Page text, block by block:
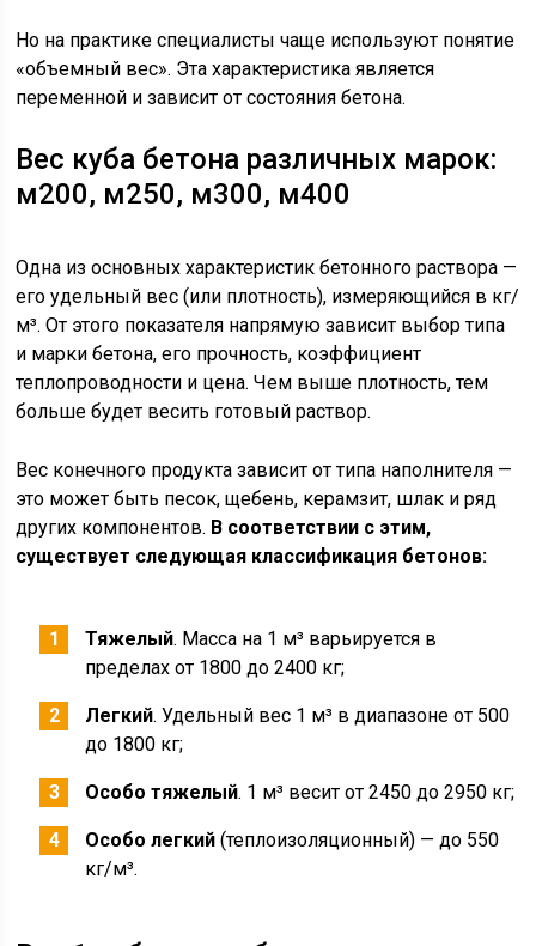
Но на практике специалисты чаще используют понятие
«объемный вес». Эта характеристика является
переменной и зависит от состояния бетона.
Вес куба бетона различных марок:
м200, м250, м300, м400
Одна из основных характеристик бетонного раствора —
его удельный вес (или плотность), измеряющийся в кг/
м³. От этого показателя напрямую зависит выбор типа
и марки бетона, его прочность, коэффициент
теплопроводности и цена. Чем выше плотность, тем
больше будет весить готовый раствор.
Вес конечного продукта зависит от типа наполнителя —
это может быть песок, щебень, керамзит, шлак и ряд
других компонентов. В соответствии с этим,
существует следующая классификация бетонов:
Тяжелый. Масса на 1 м³ варьируется в
пределах от 1800 до 2400 кг;
Легкий. Удельный вес 1 м³ в диапазоне от 500
до 1800 кг;
Особо тяжелый. 1 м³ весит от 2450 до 2950 кг;
Особо легкий (теплоизоляционный) — до 550
кг/м³.